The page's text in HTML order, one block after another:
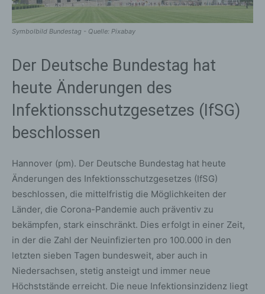
Symbolbild Bundestag - Quelle: Pixabay
Der Deutsche Bundestag hat
heute Änderungen des
Infektionsschutzgesetzes (IfSG)
beschlossen
Hannover (pm). Der Deutsche Bundestag hat heute
Änderungen des Infektionsschutzgesetzes (IfSG)
beschlossen, die mittelfristig die Möglichkeiten der
Länder, die Corona-Pandemie auch präventiv zu
bekämpfen, stark einschränkt. Dies erfolgt in einer Zeit,
in der die Zahl der Neuinfizierten pro 100.000 in den
letzten sieben Tagen bundesweit, aber auch in
Niedersachsen, stetig ansteigt und immer neue
Höchststände erreicht. Die neue Infektionsinzidenz liegt